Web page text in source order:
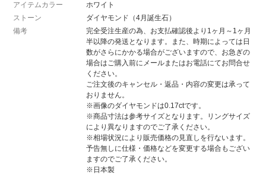
アイテムカラー
ホワイト
ストーン
ダイヤモンド（4月誕生石）
備考
完全受注生産の為、お支払確認後より1ヶ月～1ヶ月
半以降の発送となります。また、時期によっては日
数がさらにかかる場合がございますので、お急ぎの
場合はご購入前にメールまたはお電話にてお問合せ
ください。
ご注文後のキャンセル・返品・内容の変更は承って
おりません。
※画像のダイヤモンドは0.17ctです。
※商品寸法は参考サイズとなります。リングサイズ
により異なりますのでご了承ください。
※相場状況により販売価格の見直しを行ないます。
予告無しに仕様・価格などを変更する場合もござい
ますのでご了承ください。
※日本製